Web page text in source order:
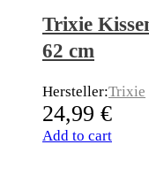
Trixie
62 cm
Hersteller:Trixie
24,99 €
Add to cart